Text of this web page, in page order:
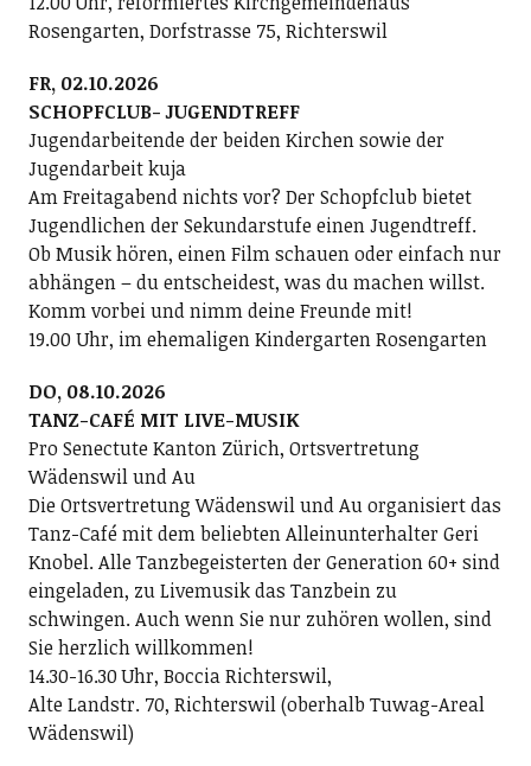
Rosengarten, Dorfstrasse 75, Richterswil
FR, 02.10.2026
SCHOPFCLUB- JUGENDTREFF
Jugendarbeitende der beiden Kirchen sowie der
Jugendarbeit kuja
Am Freitagabend nichts vor? Der Schopfclub bietet
Jugendlichen der Sekundarstufe einen Jugendtreff.
Ob Musik hören, einen Film schauen oder einfach nur
abhängen – du entscheidest, was du machen willst.
Komm vorbei und nimm deine Freunde mit!
19.00 Uhr, im ehemaligen Kindergarten Rosengarten
DO, 08.10.2026
TANZ-CAFÉ MIT LIVE-MUSIK
Pro Senectute Kanton Zürich, Ortsvertretung
Wädenswil und Au
Die Ortsvertretung Wädenswil und Au organisiert das
Tanz-Café mit dem beliebten Alleinunterhalter Geri
Knobel. Alle Tanzbegeisterten der Generation 60+ sind
eingeladen, zu Livemusik das Tanzbein zu
schwingen. Auch wenn Sie nur zuhören wollen, sind
Sie herzlich willkommen!
14.30-16.30 Uhr, Boccia Richterswil,
Alte Landstr. 70, Richterswil (oberhalb Tuwag-Areal
Wädenswil)